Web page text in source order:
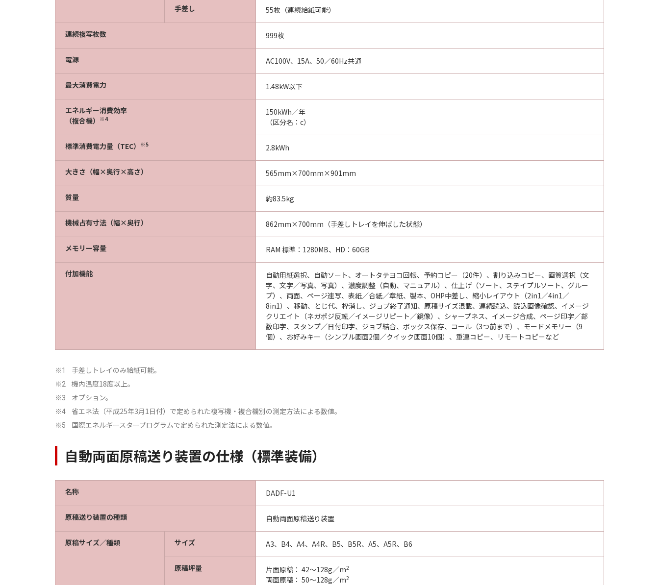
手差し 55枚（連続給紙可能）
連続複写枚数 999枚
電源 AC100V、15A、50／60Hz共通
最大消費電力 1.48kW以下
エネルギー消費効率
（複合機）
※4
150kWh／年
（区分名：c）
標準消費電力量（TEC） ※5 2.8kWh
大きさ（幅×奥行×高さ） 565mm×700mm×901mm
質量 約83.5kg
機械占有寸法（幅×奥行） 862mm×700mm（手差しトレイを伸ばした状態）
メモリー容量 RAM 標準：1280MB、HD：60GB
付加機能
自動用紙選択、自動ソート、オートタテヨコ回転、予約コピー（20件）、割り込みコピー、画質選択（文
字、文字／写真、写真）、濃度調整（自動、マニュアル）、仕上げ（ソート、ステイプルソート、グルー
プ）、両面、ページ連写、表紙／合紙／章紙、製本、OHP中差し、縮小レイアウト（2in1／4in1／
8in1）、移動、とじ代、枠消し、ジョブ終了通知、原稿サイズ混載、連続読込、読込画像確認、イメージ
クリエイト（ネガポジ反転／イメージリピート／鏡像）、シャープネス、イメージ合成、ページ印字／部
数印字、スタンプ／日付印字、ジョブ結合、ボックス保存、コール（3つ前まで）、モードメモリー（9
個）、お好みキー（シンプル画面2個／クイック画面10個）、重連コピー、リモートコピーなど
※1 手差しトレイのみ給紙可能。
※2 機内温度18度以上。
※3 オプション。
※4 省エネ法（平成25年3月1日付）で定められた複写機・複合機別の測定方法による数値。
※5 国際エネルギースタープログラムで定められた測定法による数値。
自動両面原稿送り装置の仕様（標準装備）
名称 DADF-U1
原稿送り装置の種類 自動両面原稿送り装置
原稿サイズ／種類 サイズ A3、B4、A4、A4R、B5、B5R、A5、A5R、B6
原稿坪量 片面原稿： 42～128g／m2
両面原稿： 50～128g／m2